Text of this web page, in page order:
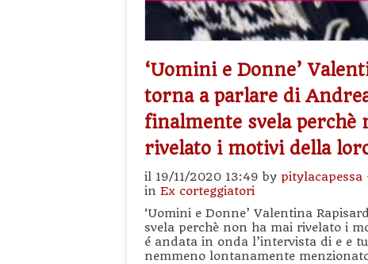
‘Uomini e Donne’
torna a parlare di
finalmente svela perchè
rivelato i motivi della
il 19/11/2020 13:49 by pitylacapessa
in Ex corteggiatori
‘Uomini e Donne’ Valentina
svela perchè non ha mai rivelato i
é andata in onda l’intervista di e e
nemmeno lontanamente